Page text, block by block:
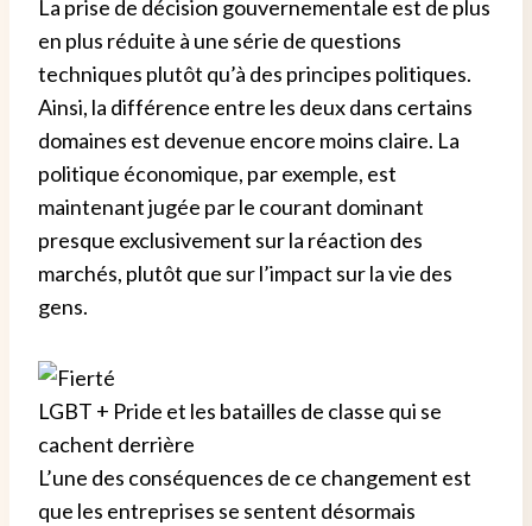
La prise de décision gouvernementale est de plus
en plus réduite à une série de questions
techniques plutôt qu’à des principes politiques.
Ainsi, la différence entre les deux dans certains
domaines est devenue encore moins claire. La
politique économique, par exemple, est
maintenant jugée par le courant dominant
presque exclusivement sur la réaction des
marchés, plutôt que sur l’impact sur la vie des
gens.
LGBT + Pride et les batailles de classe qui se
cachent derrière
L’une des conséquences de ce changement est
que les entreprises se sentent désormais